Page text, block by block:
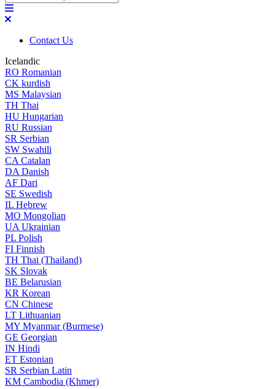
Contact Us
Icelandic
RO Romanian
CK kurdish
MS Malaysian
TH Thai
HU Hungarian
RU Russian
SR Serbian
SW Swahili
CA Catalan
DA Danish
AF Dari
SE Swedish
IL Hebrew
MO Mongolian
UA Ukrainian
PL Polish
FI Finnish
TH Thai (Thailand)
SK Slovak
BE Belarusian
KR Korean
CN Chinese
LT Lithuanian
MY Myanmar (Burmese)
GE Georgian
IN Hindi
ET Estonian
SR Serbian Latin
KM Cambodia (Khmer)